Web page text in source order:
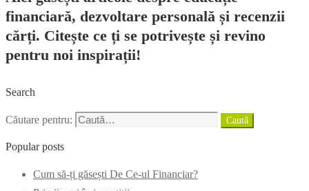
financiară, dezvoltare personală și recenzii
cărți. Citește ce ți se potrivește și revino
pentru noi inspirații!
Search
Căutare pentru: Caută
Popular posts
Cum să-ți găsești De Ce-ul Financiar?